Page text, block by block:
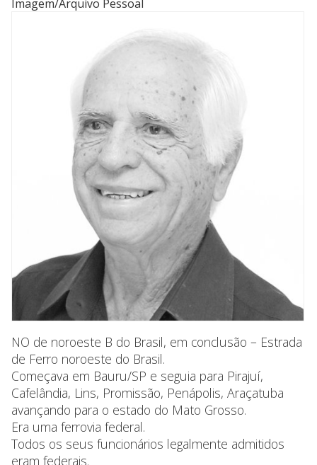
Imagem/Arquivo Pessoal
NO de noroeste B do Brasil, em conclusão – Estrada
de Ferro noroeste do Brasil.
Começava em Bauru/SP e seguia para Pirajuí,
Cafelândia, Lins, Promissão, Penápolis, Araçatuba
avançando para o estado do Mato Grosso.
Era uma ferrovia federal.
Todos os seus funcionários legalmente admitidos
eram federais.